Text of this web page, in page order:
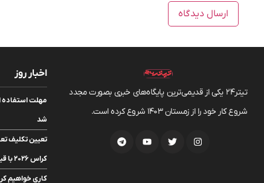
تیتر24 یکی از قدیمی‌ترین پایگاه‌های خبری بصورت مجدد
شروع کار خود را از زمستان 1403 شروع کرده است.
اخبار روز
مهلت استفاده
شد
تعیین تکلیف
کراس ۲۰۲۶ با قیمت ۲۰۲۵
کاری خواهیم